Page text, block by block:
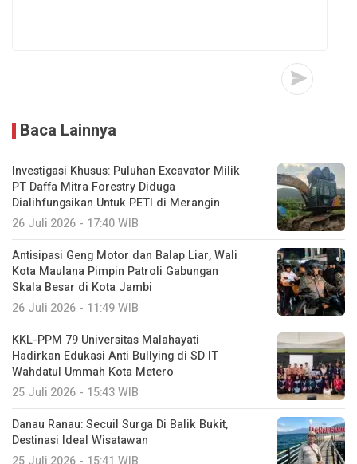
Baca Lainnya
Investigasi Khusus: Puluhan Excavator Milik
PT Daffa Mitra Forestry Diduga
Dialihfungsikan Untuk PETI di Merangin
26 Juli 2026 - 17:40 WIB
Antisipasi Geng Motor dan Balap Liar, Wali
Kota Maulana Pimpin Patroli Gabungan
Skala Besar di Kota Jambi
26 Juli 2026 - 11:49 WIB
KKL-PPM 79 Universitas Malahayati
Hadirkan Edukasi Anti Bullying di SD IT
Wahdatul Ummah Kota Metero
25 Juli 2026 - 15:43 WIB
Danau Ranau: Secuil Surga Di Balik Bukit,
Destinasi Ideal Wisatawan